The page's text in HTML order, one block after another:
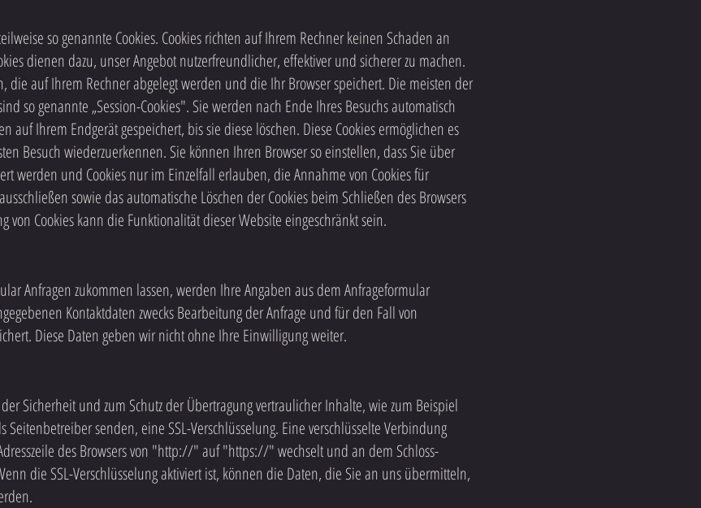
so genannte Cookies. Cookies richten auf Ihrem Rechner keinen Schaden an
dienen dazu, unser Angebot nutzerfreundlicher, effektiver und sicherer zu machen.
die auf Ihrem Rechner abgelegt werden und die Ihr Browser speichert. Die meisten der
so genannte „Session-Cookies". Sie werden nach Ende Ihres Besuchs automatisch
auf Ihrem Endgerät gespeichert, bis sie diese löschen. Diese Cookies ermöglichen es
Besuch wiederzuerkennen. Sie können Ihren Browser so einstellen, dass Sie über
werden und Cookies nur im Einzelfall erlauben, die Annahme von Cookies für
sowie das automatische Löschen der Cookies beim Schließen des Browsers
von Cookies kann die Funktionalität dieser Website eingeschränkt sein.
Anfragen zukommen lassen, werden Ihre Angaben aus dem Anfrageformular
Kontaktdaten zwecks Bearbeitung der Anfrage und für den Fall von
Diese Daten geben wir nicht ohne Ihre Einwilligung weiter.
Sicherheit und zum Schutz der Übertragung vertraulicher Inhalte, wie zum Beispiel
Seitenbetreiber senden, eine SSL-Verschlüsselung. Eine verschlüsselte Verbindung
des Browsers von "http://" auf "https://" wechselt und an dem Schloss-
die SSL-Verschlüsselung aktiviert ist, können die Daten, die Sie an uns übermitteln,